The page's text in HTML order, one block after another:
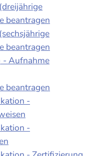
beantragen
beantragen
- Aufnahme
beantragen
-
-